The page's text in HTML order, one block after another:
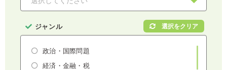
ジャンル
政治・国際問題
経済・金融・税